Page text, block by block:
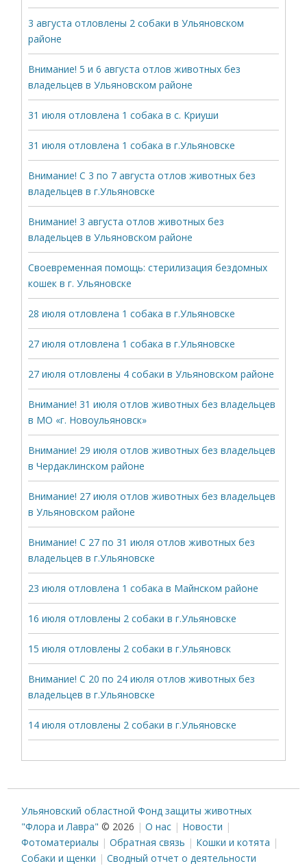
3 августа отловлены 2 собаки в Ульяновском
районе
Внимание! 5 и 6 августа отлов животных без
владельцев в Ульяновском районе
31 июля отловлена 1 собака в с. Криуши
31 июля отловлена 1 собака в г.Ульяновске
Внимание! С 3 по 7 августа отлов животных без
владельцев в г.Ульяновске
Внимание! 3 августа отлов животных без
владельцев в Ульяновском районе
Своевременная помощь: стерилизация бездомных
кошек в г. Ульяновске
28 июля отловлена 1 собака в г.Ульяновске
27 июля отловлена 1 собака в г.Ульяновске
27 июля отловлены 4 собаки в Ульяновском районе
Внимание! 31 июля отлов животных без владельцев
в МО «г. Новоульяновск»
Внимание! 29 июля отлов животных без владельцев
в Чердаклинском районе
Внимание! 27 июля отлов животных без владельцев
в Ульяновском районе
Внимание! С 27 по 31 июля отлов животных без
владельцев в г.Ульяновске
23 июля отловлена 1 собака в Майнском районе
16 июля отловлены 2 собаки в г.Ульяновске
15 июля отловлены 2 собаки в г.Ульяновск
Внимание! С 20 по 24 июля отлов животных без
владельцев в г.Ульяновске
14 июля отловлены 2 собаки в г.Ульяновске
Ульяновский областной Фонд защиты животных
"Флора и Лавра" © 2026 О нас
Новости
Фотоматериалы
Обратная связь
Кошки и котята
Собаки и щенки
Сводный отчет о деятельности